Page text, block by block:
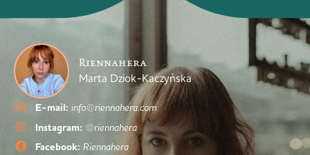
Riennahera
Marta Dziok-Kaczyńska
E-mail: info@riennahera.com
Instagram: @riennahera
Facebook: Riennahera